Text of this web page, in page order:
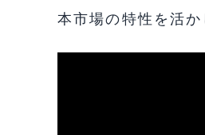
本市場の特性を活